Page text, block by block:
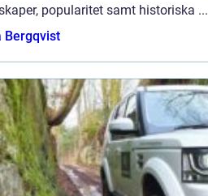
popularitet samt historiska ...
Bergqvist